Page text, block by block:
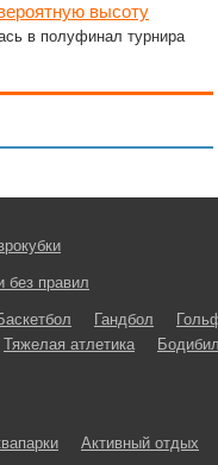
высоту
в полуфинал турнира
без правил
Гандбол
Тяжелая атлетика
Активный отдых